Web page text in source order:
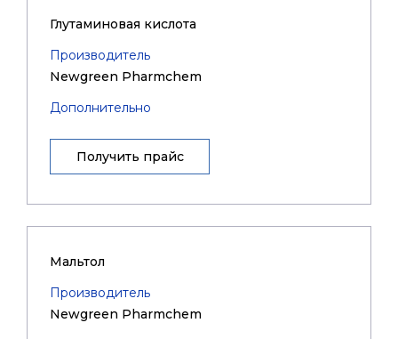
Глутаминовая кислота
Производитель
Newgreen Pharmchem
Дополнительно
Получить прайс
Мальтол
Производитель
Newgreen Pharmchem